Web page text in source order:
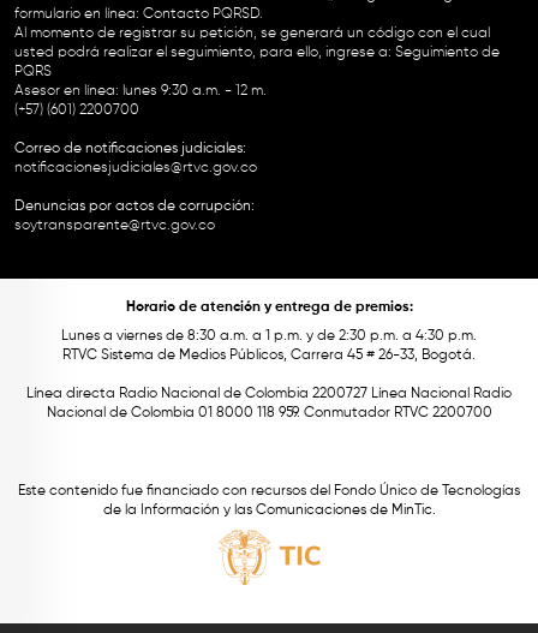
formulario en línea: Contacto PQRSD.
Al momento de registrar su petición, se generará un código con el cual
usted podrá realizar el seguimiento, para ello, ingrese a: Seguimiento de
PQRS
Asesor en línea: lunes 9:30 a.m. - 12 m.
(+57) (601) 2200700
Correo de notificaciones judiciales:
notificacionesjudiciales@rtvc.gov.co
Denuncias por actos de corrupción:
soytransparente@rtvc.gov.co
Horario de atención y entrega de premios:
Lunes a viernes de 8:30 a.m. a 1 p.m. y de 2:30 p.m. a 4:30 p.m.
RTVC Sistema de Medios Públicos, Carrera 45 # 26-33, Bogotá.
Línea directa Radio Nacional de Colombia 2200727 Línea Nacional Radio
Nacional de Colombia 01 8000 118 959. Conmutador RTVC 2200700
Este contenido fue financiado con recursos del Fondo Único de Tecnologías
de la Información y las Comunicaciones de MinTic.